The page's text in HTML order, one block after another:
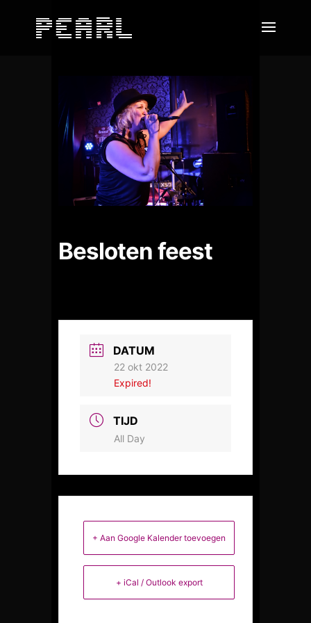
Besloten feest
DATUM
22 okt 2022
Expired!
TIJD
All Day
+ Aan Google Kalender toevoegen
+ iCal / Outlook export